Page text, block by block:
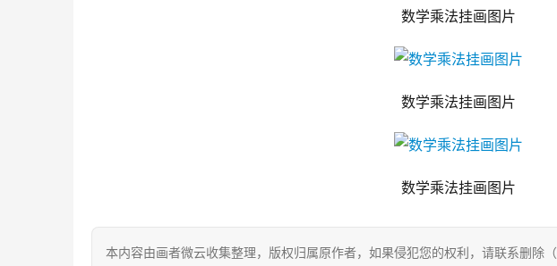
数学乘法挂画图片
数学乘法挂画图片
数学乘法挂画图片
本内容由画者微云收集整理，版权归属原作者，如果侵犯您的权利，请联系删除（